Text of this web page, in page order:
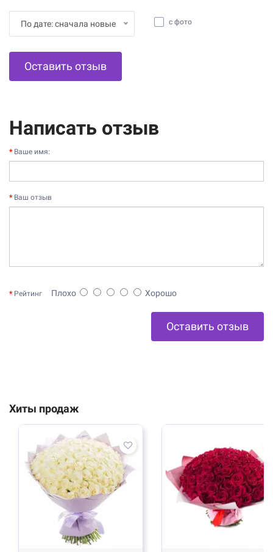
По дате: сначала новые с фото
Оставить отзыв
Написать отзыв
Ваше имя:
Ваш отзыв
Рейтинг Плохо Хорошо
Оставить отзыв
Хиты продаж